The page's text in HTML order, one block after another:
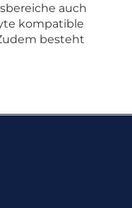
auch
kompatible
besteht